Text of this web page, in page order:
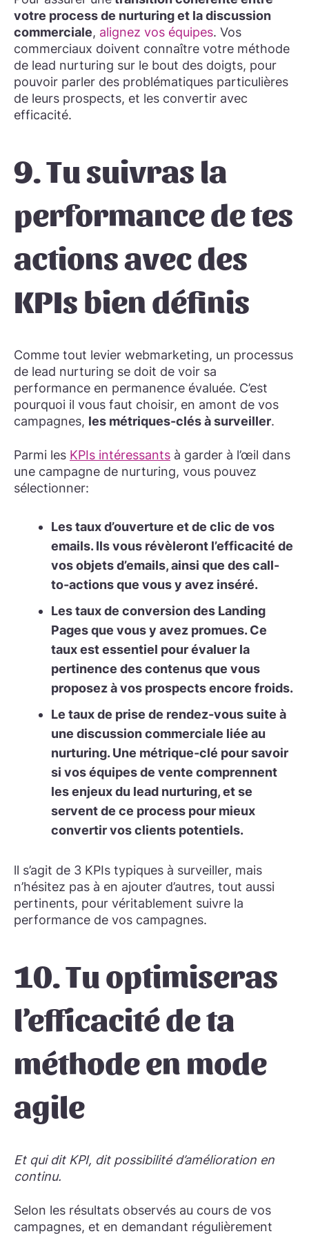
votre process de nurturing et la discussion
commerciale, alignez vos équipes. Vos
commerciaux doivent connaître votre méthode
de lead nurturing sur le bout des doigts, pour
pouvoir parler des problématiques particulières
de leurs prospects, et les convertir avec
efficacité.
9. Tu suivras la
performance de tes
actions avec des
KPIs bien définis
Comme tout levier webmarketing, un processus
de lead nurturing se doit de voir sa
performance en permanence évaluée. C’est
pourquoi il vous faut choisir, en amont de vos
campagnes, les métriques-clés à surveiller.
Parmi les KPIs intéressants à garder à l’œil dans
une campagne de nurturing, vous pouvez
sélectionner:
Les taux d’ouverture et de clic de vos
emails.Ils vous révèleront l’efficacité de
vos objets d’emails, ainsi que des call-
to-actions que vous y avez inséré.
Les taux de conversion des Landing
Pagesque vous y avez promues. Ce
taux est essentiel pour évaluer la
pertinence des contenus que vous
proposez à vos prospects encore froids.
Le taux de prise de rendez-vous suite à
une discussion commerciale liée au
nurturing. Une métrique-clé pour savoir
si vos équipes de vente comprennent
les enjeux du lead nurturing, et se
servent de ce process pour mieux
convertir vos clients potentiels.
ll s’agit de 3 KPIs typiques à surveiller, mais
n’hésitez pas à en ajouter d’autres, tout aussi
pertinents, pour véritablement suivre la
performance de vos campagnes.
10. Tu optimiseras
l’efficacité de ta
méthode en mode
agile
Et qui dit KPI, dit possibilité d’amélioration en
continu.
Selon les résultats observés au cours de vos
campagnes, et en demandant régulièrement